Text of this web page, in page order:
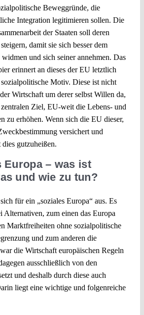
Beweggründe, die
Integration legitimieren sollen. Die
der Staaten soll deren
damit sie sich besser dem
und sich seiner annehmen. Das
erinnert an dieses der EU letztlich
Motiv. Diese ist nicht
Wirtschaft um derer selbst Willen da,
Ziel, EU-weit die Lebens- und
zu erhöhen. Wenn sich die EU dieser,
versichert und
gutzuheißen.
Europa – was ist
und wie zu tun?
für ein „soziales Europa“ aus. Es
zum einen das Europa
Marktfreiheiten ohne sozialpolitische
und zum anderen die
die Wirtschaft europäischen Regeln
ausschließlich von den
und deshalb durch diese auch
liegt eine wichtige und folgenreiche